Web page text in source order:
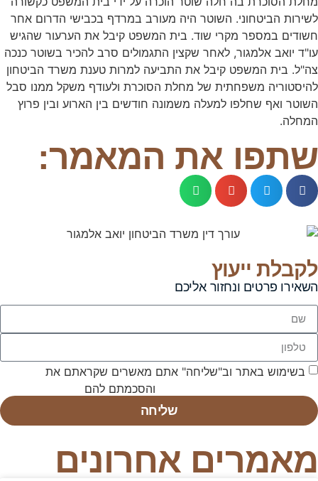
לשירות הביטחוני. השוטר היה מעורב במרדף בכבישי הדרום אחר
חשודים במספר מקרי שוד. בית המשפט קיבל את הערעור שהגיש
עו"ד יואב אלמגור, לאחר שקצין התגמולים סרב להכיר בשוטר כנכה
צה"ל. בית המשפט קיבל את התביעה למרות טענת משרד הביטחון
להיסטוריה משפחתית של מחלת הסוכרת ולעודף משקל ממנו סבל
השוטר ואף שחלפו למעלה משמונה חודשים בין הארוע ובין פרוץ
המחלה.
שתפו את המאמר:
לקבלת ייעוץ
השאירו פרטים ונחזור אליכם
בשימוש באתר וב"שליחה" אתם מאשרים שקראתם את
והסכמתם להם
שליחה
מאמרים אחרונים